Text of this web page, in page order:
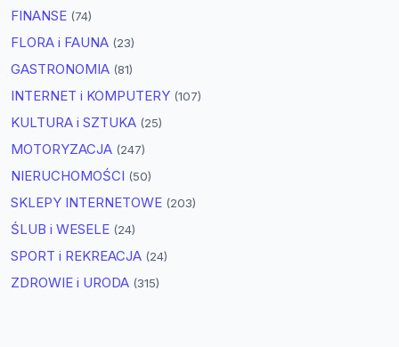
FINANSE (74)
FLORA i FAUNA (23)
GASTRONOMIA (81)
INTERNET i KOMPUTERY (107)
KULTURA i SZTUKA (25)
MOTORYZACJA (247)
NIERUCHOMOŚCI (50)
SKLEPY INTERNETOWE (203)
ŚLUB i WESELE (24)
SPORT i REKREACJA (24)
ZDROWIE i URODA (315)